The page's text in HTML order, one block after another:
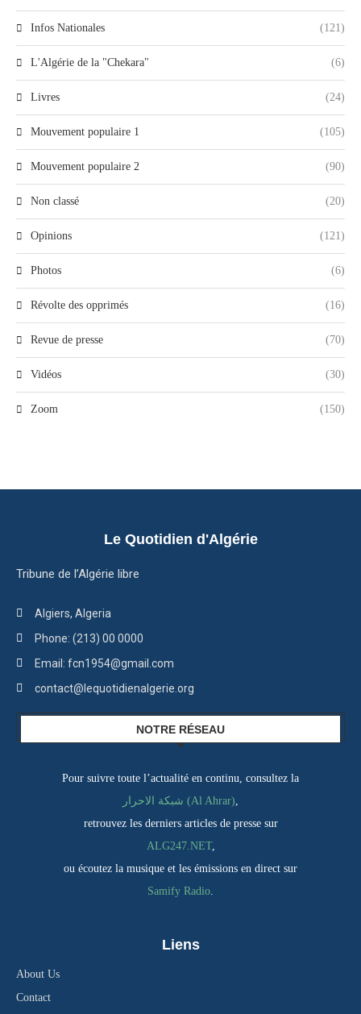
Infos Nationales (121)
L'Algérie de la "Chekara" (6)
Livres (24)
Mouvement populaire 1 (105)
Mouvement populaire 2 (90)
Non classé (20)
Opinions (121)
Photos (6)
Révolte des opprimés (16)
Revue de presse (70)
Vidéos (30)
Zoom (150)
Le Quotidien d'Algérie
Tribune de l’Algérie libre
Algiers, Algeria
Phone: (213) 00 0000
Email: fcn1954@gmail.com
contact@lequotidienalgerie.org
NOTRE RÉSEAU
Pour suivre toute l’actualité en continu, consultez la
شبكة الاحرار (Al Ahrar),
retrouvez les derniers articles de presse sur
ALG247.NET,
ou écoutez la musique et les émissions en direct sur
Samify Radio.
Liens
About Us
Contact